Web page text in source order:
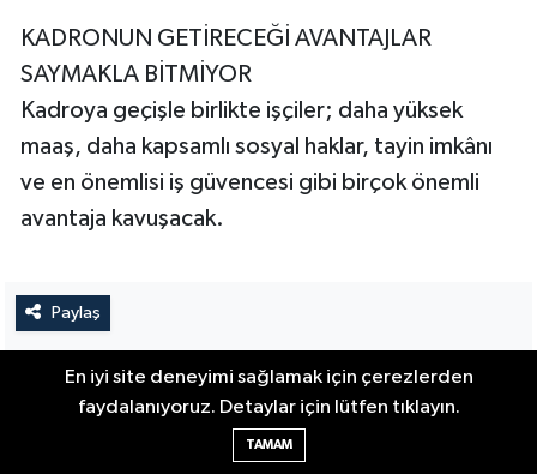
KADRONUN GETİRECEĞİ AVANTAJLAR
SAYMAKLA BİTMİYOR
Kadroya geçişle birlikte işçiler; daha yüksek
maaş, daha kapsamlı sosyal haklar, tayin imkânı
ve en önemlisi iş güvencesi gibi birçok önemli
avantaja kavuşacak.
Paylaş
22 / 27
En iyi site deneyimi sağlamak için çerezlerden
faydalanıyoruz. Detaylar için lütfen tıklayın.
TAMAM